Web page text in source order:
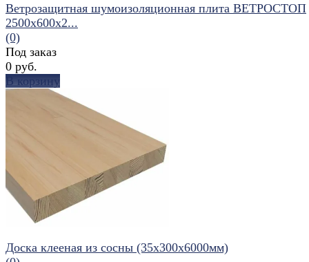
избранное сравнить
Ветрозащитная шумоизоляционная плита ВЕТРОСТОП
2500х600х2...
(0)
Под заказ
0 руб.
В корзину
Доска клееная из сосны (35х300х6000мм)